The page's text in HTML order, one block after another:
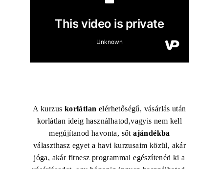
A kurzus korlátlan elérhetőségű, vásárlás után
korlátlan ideig használhatod,vagyis nem kell
megújítanod havonta, sőtajándékba
választhasz egyet a havi kurzusaim közül, akár
jóga, akár fitnesz programmal egészítenéd ki a